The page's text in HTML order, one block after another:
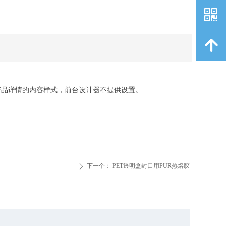
详情的内容样式，前台设计器不提供设置。
ꄲ 下一个： PET透明盒封口用PUR热熔胶
낃
녕